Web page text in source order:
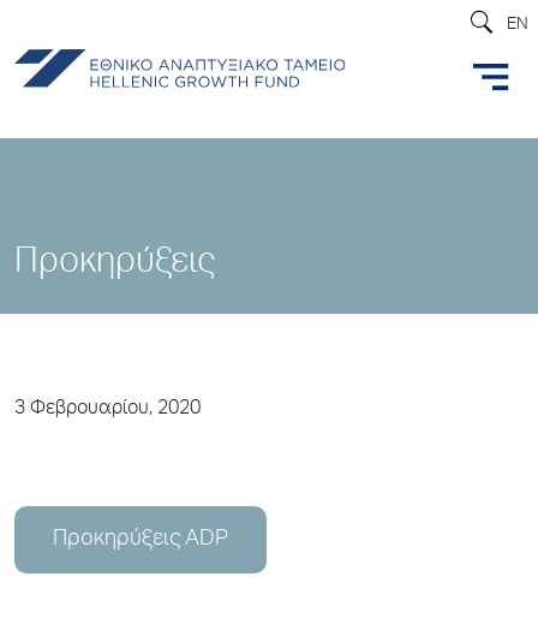
EN
Προκηρύξεις
3 Φεβρουαρίου, 2020
Προκηρύξεις ADP